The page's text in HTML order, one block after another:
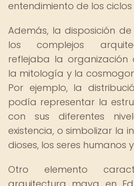
entendimiento de los
Además, la disposición
los complejos
reflejaba la organización
la mitología y la
Por ejemplo, la
podía representar la
con sus diferentes
existencia, o simbolizar la
dioses, los seres humanos
Otro elemento